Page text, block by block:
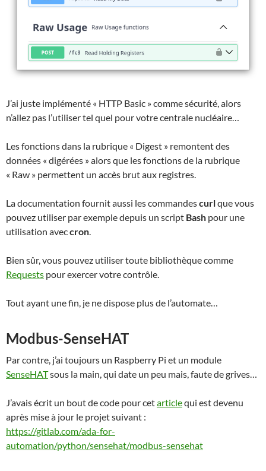
J’ai juste implémenté « HTTP Basic » comme sécurité, alors
n’allez pas l’utiliser tel quel pour votre centrale nucléaire…
Les fonctions dans la rubrique « Digest » remontent des
données « digérées » alors que les fonctions de la rubrique
« Raw » permettent un accès brut aux registres.
La documentation fournit aussi les commandescurlque vous
pouvez utiliser par exemple depuis un script Bash pour une
utilisation aveccron
Bien sûr, vous pouvez utiliser toute bibliothèque comme
Requests pour exercer votre contrôle.
Tout ayant une fin, je ne dispose plus de l’automate…
Modbus-SenseHAT
Par contre, j’ai toujours un Raspberry Pi et un module
SenseHATsous la main, qui date un peu mais, faute de grives…
J’avais écrit un bout de code pour cetarticlequi est devenu
après mise à jour le projet suivant :
https://gitlab.com/ada-for-
automation/python/sensehat/modbus-sensehat